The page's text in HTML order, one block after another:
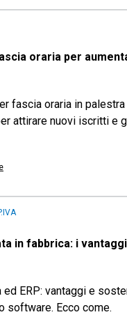
oraria per
fascia oraria in
attirare nuovi iscritti e
in fabbrica: i vantaggi
ed ERP: vantaggi e
software. Ecco come.